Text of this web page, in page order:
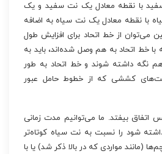
سفید با نقطه معادل یک نت سفید و یک
با نقطه معادل یک نت سیاه به اضافه
از خط اتحاد برای افزایش طول
خط اتحاد به هم وصل شده‌اند، باید به
نگه داشته شوند و خط اتحاد به طور
کششی که از خطوط حامل عبور
بیفتد. ما می‌توانیم مدت زمانی
شود را نسبت به نت سیاه کوتاه‌تر
(مانند مواردی که در بالا ذکر شد) یا با